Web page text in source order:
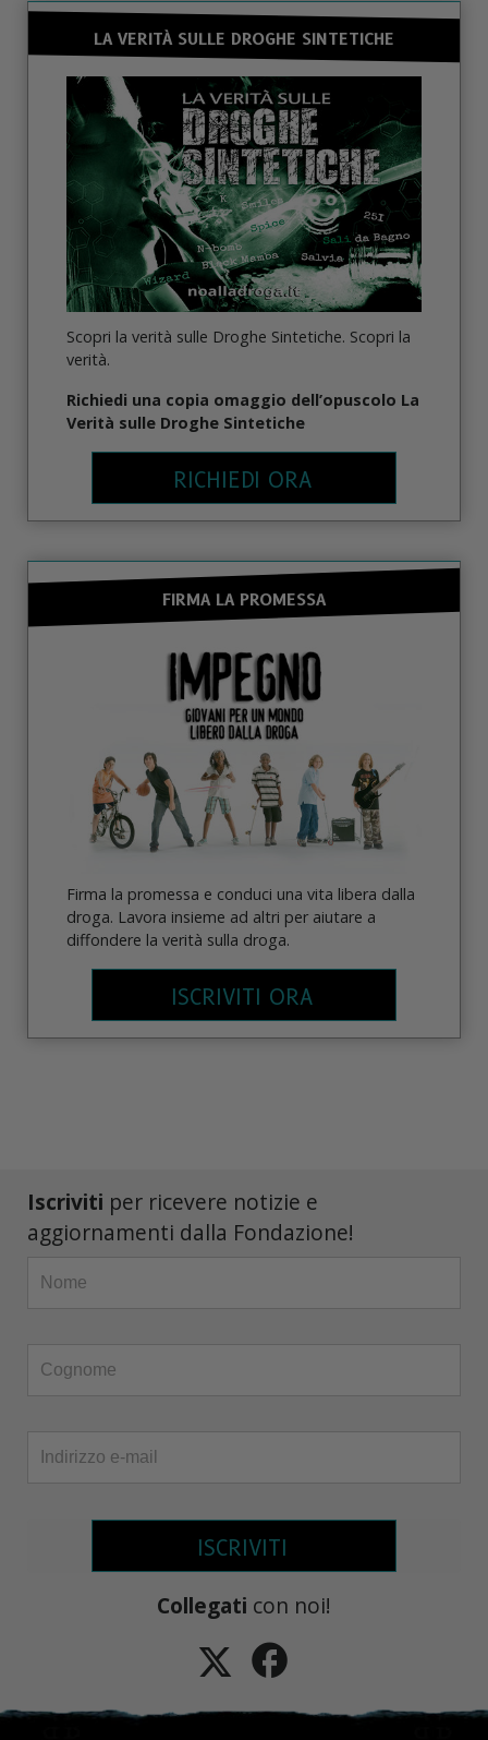
LA VERITÀ SULLE DROGHE SINTETICHE
Scopri la verità sulle Droghe Sintetiche. Scopri la
verità.
Richiedi una copia omaggio dell’opuscolo La
Verità sulle Droghe Sintetiche
RICHIEDI ORA
FIRMA LA PROMESSA
Firma la promessa e conduci una vita libera dalla
droga. Lavora insieme ad altri per aiutare a
diffondere la verità sulla droga.
ISCRIVITI ORA
Iscriviti per ricevere notizie e
aggiornamenti dalla Fondazione!
ISCRIVITI
Collegati con noi!